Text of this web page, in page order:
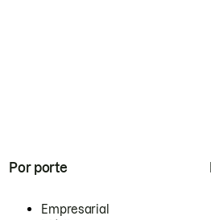
Por porte
Empresarial